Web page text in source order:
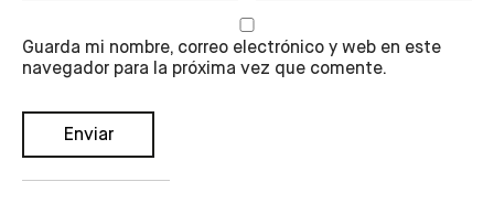
Guarda mi nombre, correo electrónico y web en este
navegador para la próxima vez que comente.